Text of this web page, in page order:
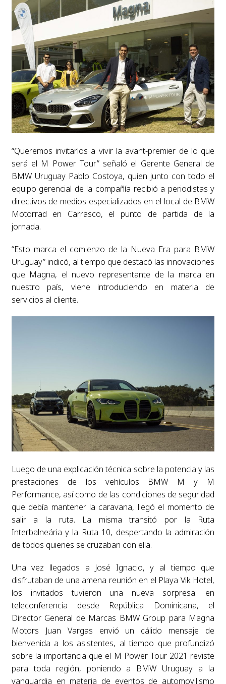
“Queremos invitarlos a vivir la avant-premier de lo que
será el M Power Tour” señaló el Gerente General de
BMW Uruguay Pablo Costoya, quien junto con todo el
equipo gerencial de la compañía recibió a periodistas y
directivos de medios especializados en el local de BMW
Motorrad en Carrasco, el punto de partida de la
jornada.
“Esto marca el comienzo de la Nueva Era para BMW
Uruguay” indicó, al tiempo que destacó las innovaciones
que Magna, el nuevo representante de la marca en
nuestro país, viene introduciendo en materia de
servicios al cliente.
Luego de una explicación técnica sobre la potencia y las
prestaciones de los vehículos BMW M y M
Performance, así como de las condiciones de seguridad
que debía mantener la caravana, llegó el momento de
salir a la ruta. La misma transitó por la Ruta
Interbalneária y la Ruta 10, despertando la admiración
de todos quienes se cruzaban con ella.
Una vez llegados a José Ignacio, y al tiempo que
disfrutaban de una amena reunión en el Playa Vik Hotel,
los invitados tuvieron una nueva sorpresa: en
teleconferencia desde República Dominicana, el
Director General de Marcas BMW Group para Magna
Motors Juan Vargas envió un cálido mensaje de
bienvenida a los asistentes, al tiempo que profundizó
sobre la importancia que el M Power Tour 2021 reviste
para toda región, poniendo a BMW Uruguay a la
vanguardia en materia de eventos de automovilismo